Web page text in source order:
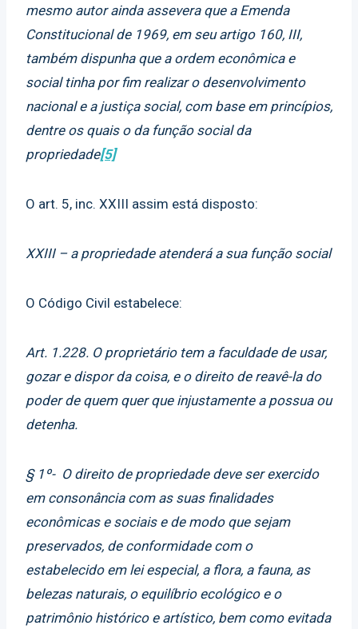
mesmo autor ainda assevera que a Emenda
Constitucional de 1969, em seu artigo 160, III,
também dispunha que a ordem econômica e
social tinha por fim realizar o desenvolvimento
nacional e a justiça social, com base em princípios,
dentre os quais o da função social da
propriedade[5]
O art. 5, inc. XXIII assim está disposto:
XXIII – a propriedade atenderá a sua função social
O Código Civil estabelece:
Art. 1.228. O proprietário tem a faculdade de usar,
gozar e dispor da coisa, e o direito de reavê-la do
poder de quem quer que injustamente a possua ou
detenha.
§ 1º- O direito de propriedade deve ser exercido
em consonância com as suas finalidades
econômicas e sociais e de modo que sejam
preservados, de conformidade com o
estabelecido em lei especial, a flora, a fauna, as
belezas naturais, o equilíbrio ecológico e o
patrimônio histórico e artístico, bem como evitada